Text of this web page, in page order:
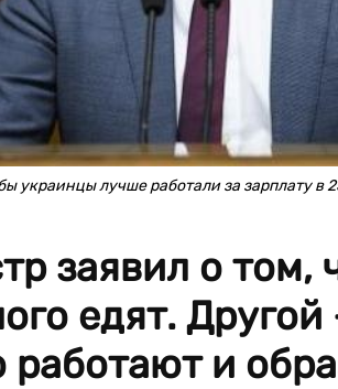
украинцы лучше работали за зарплату в
заявил о том,
едят. Другой
работают и